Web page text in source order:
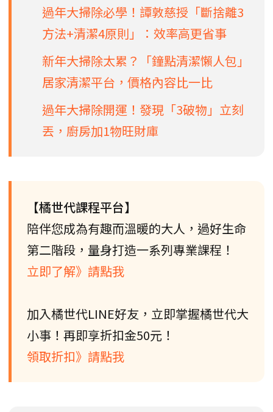
過年大掃除必學！譚敦慈授「斷捨離3
方法+清潔4原則」：效率高更省事
新年大掃除太累？「鐘點清潔懶人包」
居家清潔平台，價格內容比一比
過年大掃除開運！發現「3破物」立刻
丟，廚房加1物旺財庫
【橘世代課程平台】
陪伴您成為有趣而溫暖的大人，過好生命
第二階段，量身打造一系列專業課程！
立即了解》請點我
加入橘世代LINE好友，立即掌握橘世代大
小事！再即享折扣金50元！
領取折扣》請點我